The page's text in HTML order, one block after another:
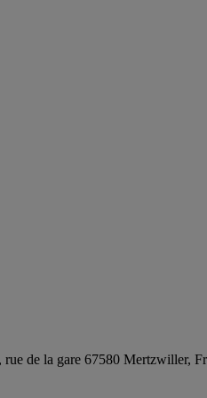
rue de la gare 67580 Mertzwiller,